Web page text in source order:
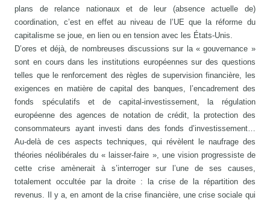
plans de relance nationaux et de leur (absence actuelle de)
coordination, c’est en effet au niveau de l’UE que la réforme du
capitalisme se joue, en lien ou en tension avec les États-Unis.
D’ores et déjà, de nombreuses discussions sur la « gouvernance »
sont en cours dans les institutions européennes sur des questions
telles que le renforcement des règles de supervision financière, les
exigences en matière de capital des banques, l’encadrement des
fonds spéculatifs et de capital-investissement, la régulation
européenne des agences de notation de crédit, la protection des
consommateurs ayant investi dans des fonds d’investissement…
Au-delà de ces aspects techniques, qui révèlent le naufrage des
théories néolibérales du « laisser-faire », une vision progressiste de
cette crise amènerait à s’interroger sur l’une de ses causes,
totalement occultée par la droite : la crise de la répartition des
revenus. Il y a, en amont de la crise financière, une crise sociale qui